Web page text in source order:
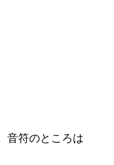
音符のところは